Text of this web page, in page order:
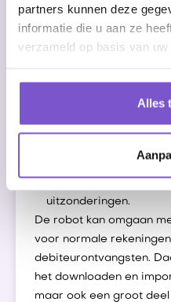
partners kunnen deze
informatie die u aan ze
verzameld op basis van
Alles
Intercompany en
Wanneer een regel
boekingslogica valt,
vermoedt dat een
automatisch verwerkt
Eindmail sturen: IFC
uitzonderingen.
De robot kan omgaan
voor normale
debiteurontvangsten.
het downloaden en
maar ook een groot